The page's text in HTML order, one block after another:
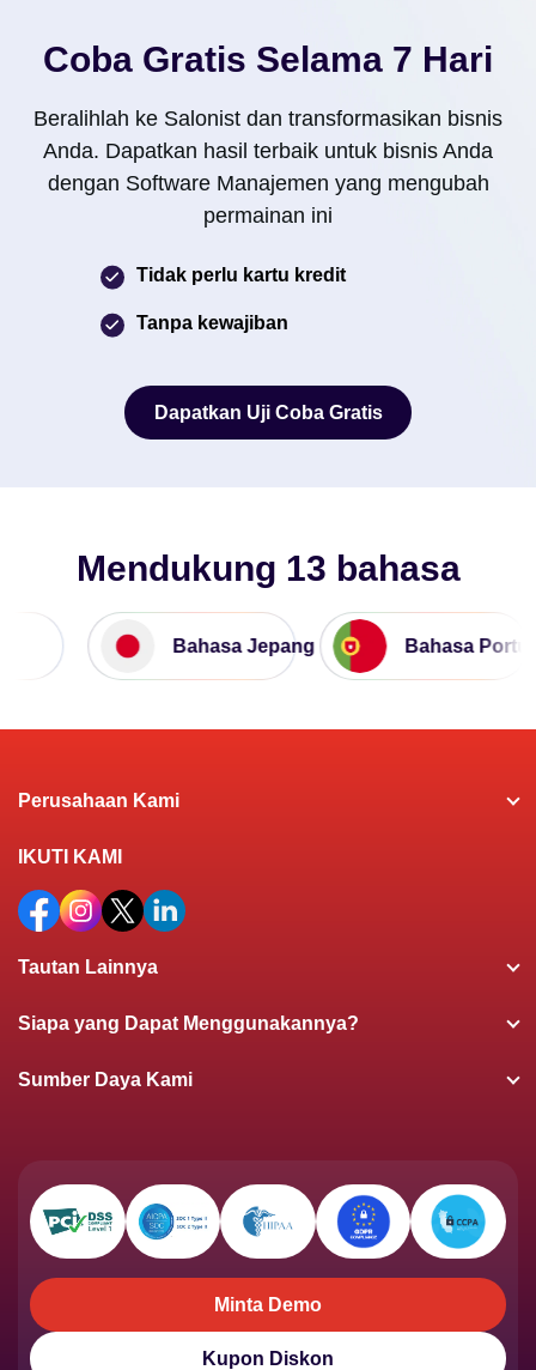
Coba Gratis Selama 7 Hari
Beralihlah ke Salonist dan transformasikan bisnis
Anda. Dapatkan hasil terbaik untuk bisnis Anda
dengan Software Manajemen yang mengubah
permainan ini
Tidak perlu kartu kredit
Tanpa kewajiban
Dapatkan Uji Coba Gratis
Mendukung 13 bahasa
Bahasa Jepang Bahasa Portugis
Perusahaan Kami
IKUTI KAMI
Tautan Lainnya
Siapa yang Dapat Menggunakannya?
Sumber Daya Kami
Minta Demo
Kupon Diskon